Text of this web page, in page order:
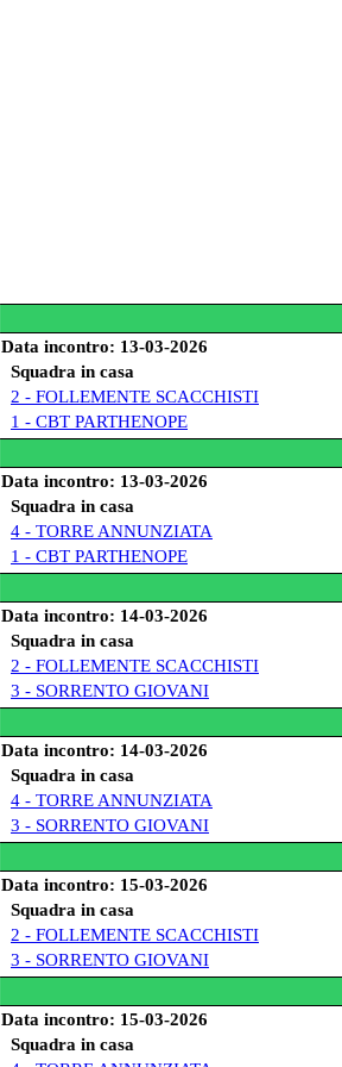
Data incontro: 13-03-2026
Squadra in casa
2 - FOLLEMENTE SCACCHISTI
1 - CBT PARTHENOPE
Data incontro: 13-03-2026
Squadra in casa
4 - TORRE ANNUNZIATA
1 - CBT PARTHENOPE
Data incontro: 14-03-2026
Squadra in casa
2 - FOLLEMENTE SCACCHISTI
3 - SORRENTO GIOVANI
Data incontro: 14-03-2026
Squadra in casa
4 - TORRE ANNUNZIATA
3 - SORRENTO GIOVANI
Data incontro: 15-03-2026
Squadra in casa
2 - FOLLEMENTE SCACCHISTI
3 - SORRENTO GIOVANI
Data incontro: 15-03-2026
Squadra in casa